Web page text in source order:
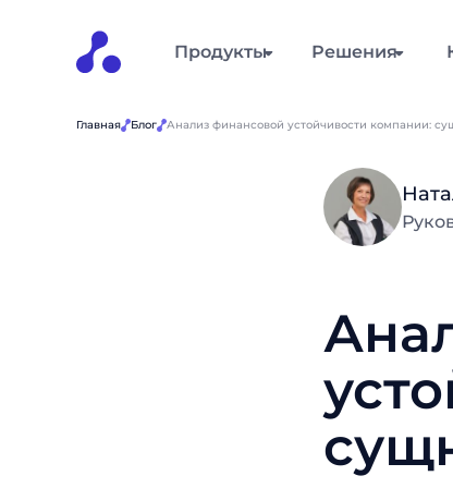
Продукты Решения
Главная Блог Анализ финансовой устойчивости компании: